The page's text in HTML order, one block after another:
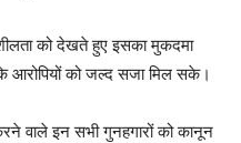
को देखते हुए इसका मुकदमा
आरोपियों को जल्द सजा मिल सके।
वाले इन सभी गुनहगारों को कानून